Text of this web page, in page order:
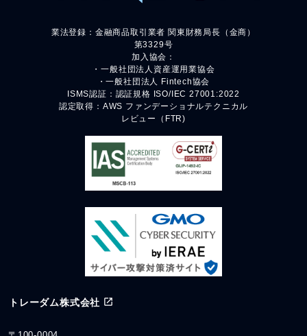
業法登録：金融商品取引業者 関東財務局長（金商）
第3329号
加入協会：
・一般社団法人資産運用業協会
・一般社団法人 Fintech協会
ISMS認証：認証規格 ISO/IEC 27001:2022
認定取得：AWS ファンデーショナルテクニカル
レビュー（FTR)
トレーダム株式会社